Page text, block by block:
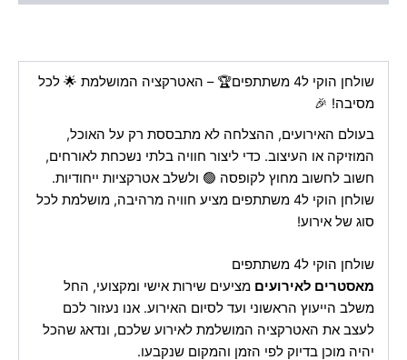
שולחן הוקי ל4 משתתפים🏆 – האטרקציה המושלמת 🌟 לכל
מסיבה! 🎉
בעולם האירועים, ההצלחה לא מתבססת רק על האוכל,
המוזיקה או העיצוב. כדי ליצור חוויה בלתי נשכחת לאורחים,
חשוב לחשוב מחוץ לקופסה 🟢 ולשלב אטרקציות ייחודיות.
שולחן הוקי ל4 משתתפים מציע חוויה מרהיבה, מושלמת לכל
סוג של אירוע!
שולחן הוקי ל4 משתתפים
מאסטרים לאירועים מציעים שירות אישי ומקצועי, החל
משלב הייעוץ הראשוני ועד לסיום האירוע. אנו נעזור לכם
לעצב את האטרקציה המושלמת לאירוע שלכם, ונדאג שהכל
יהיה מוכן בדיוק לפי הזמן והמקום שנקבעו.